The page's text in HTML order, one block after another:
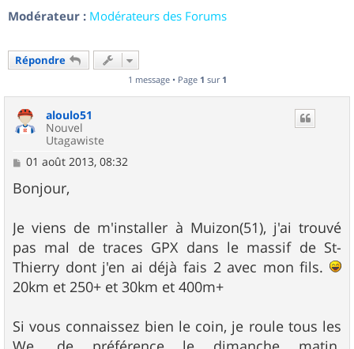
Modérateur : Modérateurs des Forums
Répondre
1 message • Page 1 sur 1
aloulo51
Nouvel
Utagawiste
M
s
s
g
e
01 août 2013, 08:32
Bonjour,
Je viens de m'installer à Muizon(51), j'ai trouvé
pas mal de traces GPX dans le massif de St-
Thierry dont j'en ai déjà fais 2 avec mon fils.
20km et 250+ et 30km et 400m+
Si vous connaissez bien le coin, je roule tous les